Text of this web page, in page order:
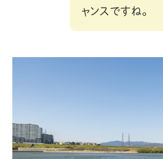
ャンスですね。